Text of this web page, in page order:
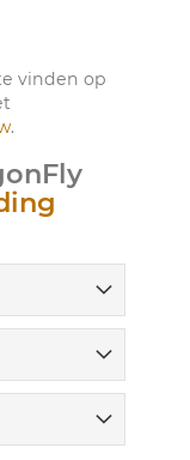
vinden op
.